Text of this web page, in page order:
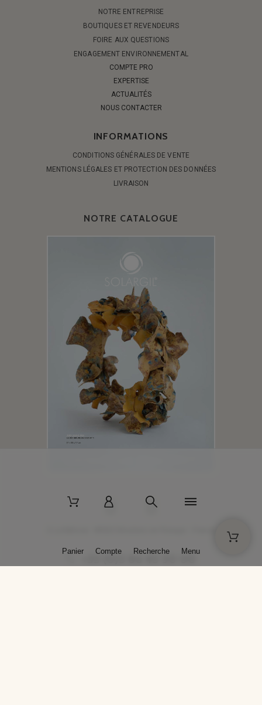
NOTRE ENTREPRISE
BOUTIQUES ET REVENDEURS
FOIRE AUX QUESTIONS
ENGAGEMENT ENVIRONNEMENTAL
COMPTE PRO
EXPERTISE
ACTUALITÉS
NOUS CONTACTER
INFORMATIONS
CONDITIONS GÉNÉRALES DE VENTE
MENTIONS LÉGALES ET PROTECTION DES DONNÉES
LIVRAISON
NOTRE CATALOGUE
+33 (0)3 86 45 50 00
Panier Compte Recherche Menu